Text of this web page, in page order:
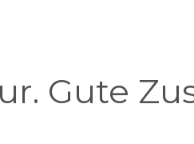
Gute